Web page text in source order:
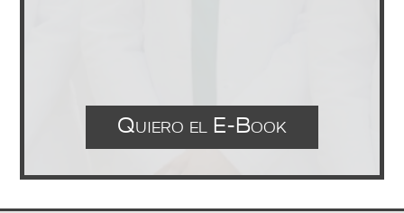
Quiero el E-Book